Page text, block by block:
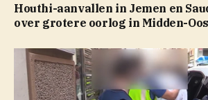
Houthi-aanvallen in Jemen en
over grotere oorlog in Midden-